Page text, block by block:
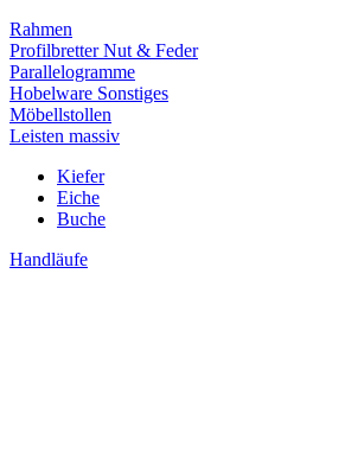
Rahmen
Profilbretter Nut & Feder
Parallelogramme
Hobelware Sonstiges
Möbellstollen
Leisten massiv
Kiefer
Eiche
Buche
Handläufe